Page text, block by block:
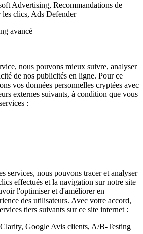
Advertising, Recommandations de
les clics, Ads Defender
avancé
nous pouvons mieux suivre, analyser
de nos publicités en ligne. Pour ce
vos données personnelles cryptées avec
externes suivants, à condition que vous
:
services, nous pouvons tracer et analyser
effectués et la navigation sur notre site
l'optimiser et d'améliorer en
des utilisateurs. Avec votre accord,
tiers suivants sur ce site internet :
Google Avis clients, A/B-Testing